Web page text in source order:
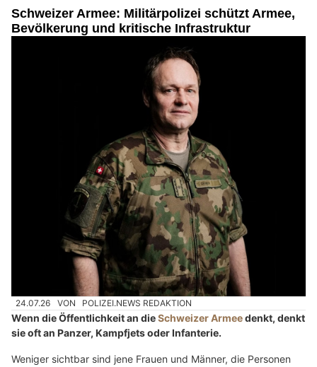
Schweizer Armee: Militärpolizei schützt Armee,
Bevölkerung und kritische Infrastruktur
24.07.26 VON POLIZEI.NEWS REDAKTION
Wenn die Öffentlichkeit an dieSchweizer Armeedenkt, denkt
sie oft an Panzer, Kampfjets oder Infanterie.
Weniger sichtbar sind jene Frauen und Männer, die Personen